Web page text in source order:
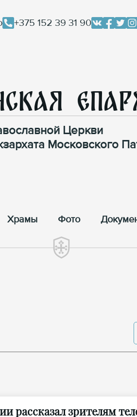
+375 152 39 31 90
Церкви
Московского
Храмы Фото
рассказал зрителям